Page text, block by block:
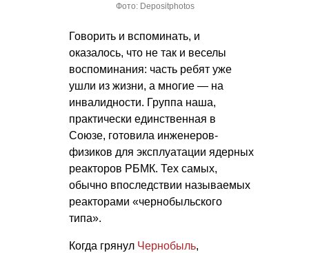
Фото: Depositphotos
Говорить и вспоминать, и
оказалось, что не так и веселы
воспоминания: часть ребят уже
ушли из жизни, а многие — на
инвалидности. Группа наша,
практически единственная в
Союзе, готовила инженеров-
физиков для эксплуатации ядерных
реакторов РБМК. Тех самых,
обычно впоследствии называемых
реакторами «чернобыльского
типа».
Когда грянул Чернобыль,